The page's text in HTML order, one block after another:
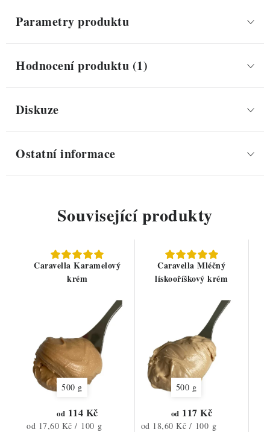
Parametry produktu
Hodnocení produktu (1)
Diskuze
Ostatní informace
Související produkty
Caravella Karamelový
krém
500 g
od 114 Kč
Měrná
od 17,60 Kč / 100 g
Caravella Mléčný
lískooříškový krém
500 g
od 117 Kč
Měrná
od 18,60 Kč / 100 g